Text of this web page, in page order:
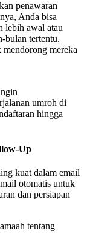
penawaran
Anda bisa
lebih awal atau
bulan tertentu.
mereka
umroh di
hingga
Up
kuat dalam email
otomatis untuk
dan persiapan
tentang